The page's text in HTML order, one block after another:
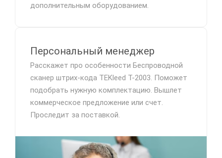
дополнительным оборудованием.
Персональный менеджер
Расскажет про особенности Беспроводной
сканер штрих-кода TEKleed T-2003. Поможет
подобрать нужную комплектацию. Вышлет
коммерческое предложение или счет.
Проследит за поставкой.